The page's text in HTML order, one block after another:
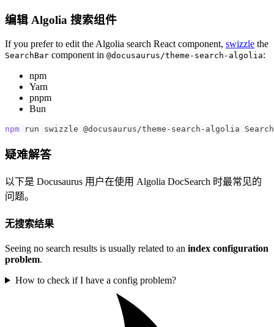
编辑 Algolia 搜索组件
If you prefer to edit the Algolia search React component, swizzle the
SearchBar component in @docusaurus/theme-search-algolia:
npm
Yarn
pnpm
Bun
npm run swizzle @docusaurus/theme-search-algolia
疑难解答
以下是 Docusaurus 用户在使用 Algolia DocSearch 时最常见的
问题。
无搜索结果
Seeing no search results is usually related to an index configuration
problem.
How to check if I have a config problem?